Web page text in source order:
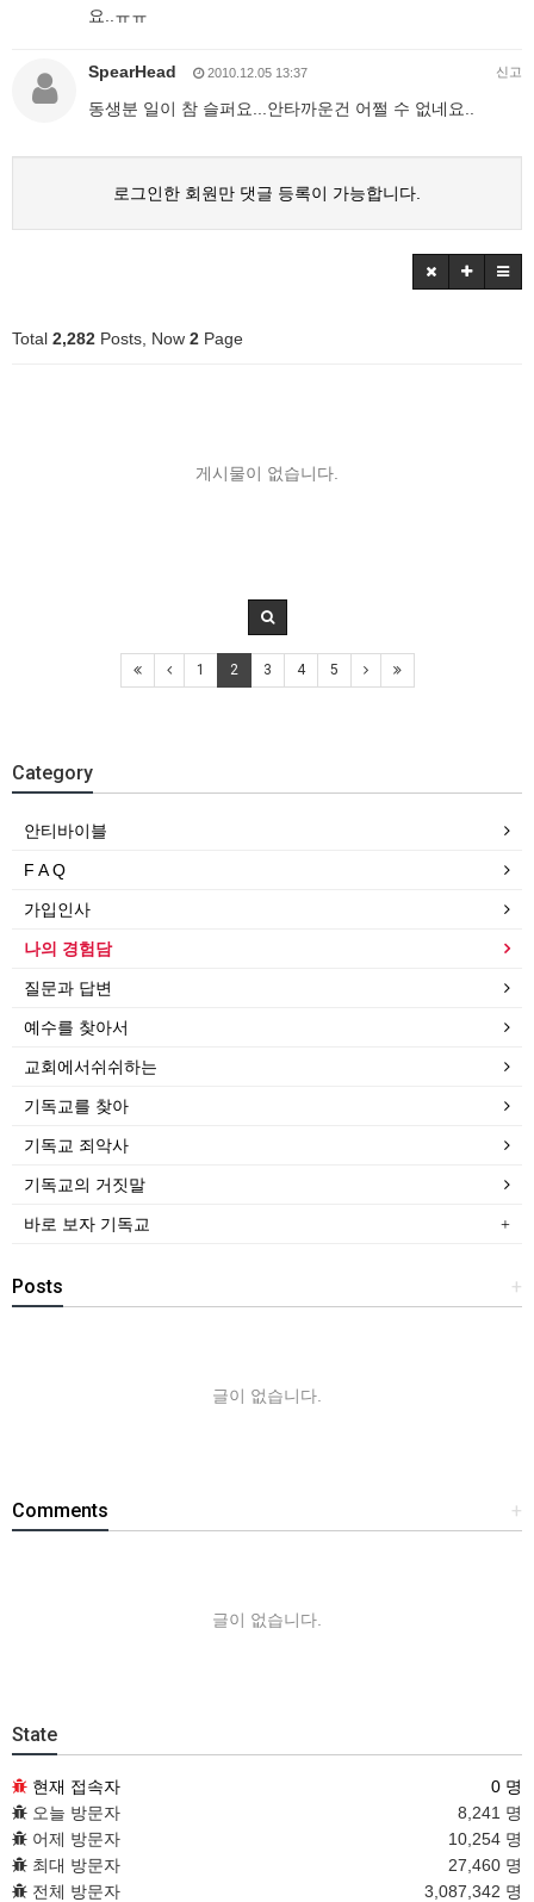
요..ㅠㅠ
SpearHead 2010.12.05 13:37 신고
동생분 일이 참 슬퍼요...안타까운건 어쩔 수 없네요..
로그인한 회원만 댓글 등록이 가능합니다.
Total 2,282 Posts, Now 2 Page
게시물이 없습니다.
1 2 3 4 5
Category
안티바이블
F A Q
가입인사
나의 경험담
질문과 답변
예수를 찾아서
교회에서쉬쉬하는
기독교를 찾아
기독교 죄악사
기독교의 거짓말
바로 보자 기독교
+
Posts
글이 없습니다.
+
Comments
글이 없습니다.
State
현재 접속자
0 명
오늘 방문자
8,241 명
어제 방문자
10,254 명
최대 방문자
27,460 명
전체 방문자
3,087,342 명